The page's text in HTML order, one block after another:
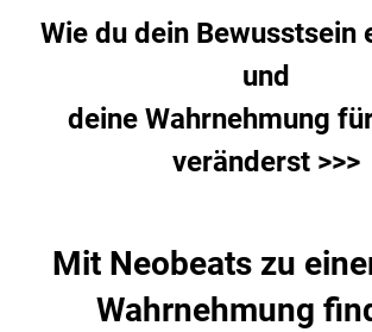
Wie du dein Bewusstsein
und
deine Wahrnehmung
veränderst >>>
Mit Neobeats zu
Wahrnehmung